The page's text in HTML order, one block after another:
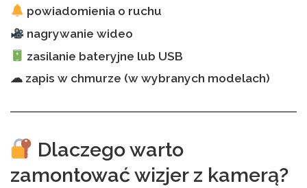
powiadomienia o ruchu
nagrywanie wideo
zasilanie bateryjne lub USB
☁ zapis w chmurze (w wybranych modelach)
Dlaczego warto
zamontować wizjer z kamerą?